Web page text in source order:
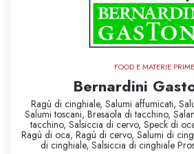
FOOD E MATERIE PRIME
Bernardini
Ragù di cinghiale, Salumi affumicati,
Salumi toscani, Bresaola di tacchino,
tacchino, Salsiccia di cervo, Speck di
Ragù di oca, Ragù di cervo, Salumi di
di cinghiale, Salsiccia di cinghiale